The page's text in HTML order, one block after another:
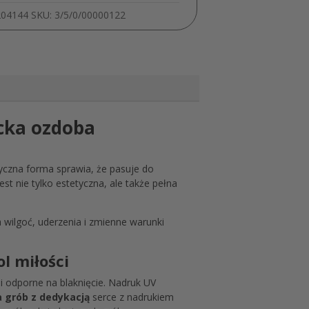
MD1421
SKU: 3/5/0/00000122
ozdoba
forma sprawia, że pasuje do
nie tylko estetyczna, ale także pełna
uderzenia i zmienne warunki
miłości
na blaknięcie. Nadruk UV
z dedykacją serce z nadrukiem